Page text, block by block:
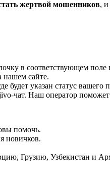
жертвой мошенников, и
в соответствующем
нашем сайте.
будет указан статус вашего
чат. Наш оператор
помочь.
новичков.
Грузию, Узбекистан и